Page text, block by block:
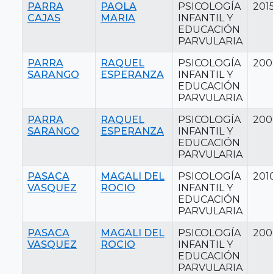
PARRA
CAJAS
PAOLA
MARIA
PSICOLOGÍA
INFANTIL Y
EDUCACIÓN
PARVULARIA
PARRA
SARANGO
RAQUEL
ESPERANZA
PSICOLOGÍA
INFANTIL Y
EDUCACIÓN
PARVULARIA
PARRA
SARANGO
RAQUEL
ESPERANZA
PSICOLOGÍA
INFANTIL Y
EDUCACIÓN
PARVULARIA
PASACA
VASQUEZ
MAGALI DEL
ROCIO
PSICOLOGÍA
INFANTIL Y
EDUCACIÓN
PARVULARIA
PASACA
VASQUEZ
MAGALI DEL
ROCIO
PSICOLOGÍA
INFANTIL Y
EDUCACIÓN
PARVULARIA